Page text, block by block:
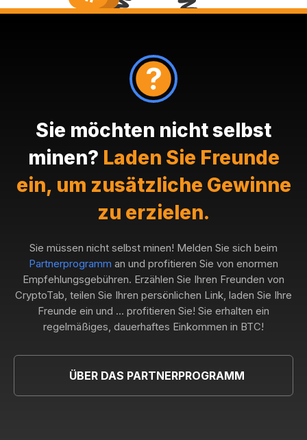
Sie möchten nicht selbst
minen? Laden Sie Freunde
ein, um zusätzliche Gewinne
zu erzielen.
Sie müssen nicht selbst minen! Melden Sie sich beim
Partnerprogramm an und profitieren Sie von enormen
Empfehlungsgebühren. Erzählen Sie Ihren Freunden von
CryptoTab, teilen Sie Ihren persönlichen Link, laden Sie Ihre
Freunde ein und ... profitieren Sie! Sie erhalten ein
regelmäßiges, dauerhaftes Einkommen in BTC!
ÜBER DAS PARTNERPROGRAMM